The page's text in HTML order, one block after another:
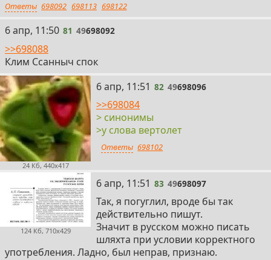
Ответы 698092 698113 698122
81
6 апр, 11:50 81 49698092
>>698088
Клим Ссанныч спок
24 Кб, 440x417
82
6 апр, 11:51 82 49698096
>>698084
> синонимы
>у слова вертолет
Ответы 698102
124 Кб, 710x429
83
6 апр, 11:51 83 49698097
Так, я погуглил, вроде бы так
действительно пишут.
Значит в русском можно писать
шляхта при условии корректного
употребления. Ладно, был неправ, признаю.